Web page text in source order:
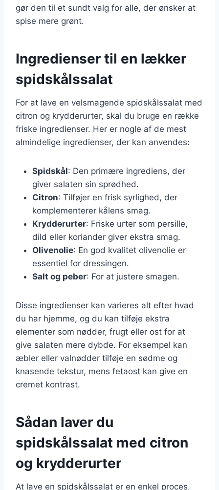
gør den til et sundt valg for alle, der ønsker at
spise mere grønt.
Ingredienser til en lækker
spidskålssalat
For at lave en velsmagende spidskålssalat med
citron og krydderurter, skal du bruge en række
friske ingredienser. Her er nogle af de mest
almindelige ingredienser, der kan anvendes:
Spidskål: Den primære ingrediens, der
giver salaten sin sprødhed.
Citron: Tilføjer en frisk syrlighed, der
komplementerer kålens smag.
Krydderurter: Friske urter som persille,
dild eller koriander giver ekstra smag.
Olivenolie: En god kvalitet olivenolie er
essentiel for dressingen.
Salt og peber: For at justere smagen.
Disse ingredienser kan varieres alt efter hvad
du har hjemme, og du kan tilføje ekstra
elementer som nødder, frugt eller ost for at
give salaten mere dybde. For eksempel kan
æbler eller valnødder tilføje en sødme og
knasende tekstur, mens fetaost kan give en
cremet kontrast.
Sådan laver du
spidskålssalat med citron
og krydderurter
At lave en spidskålssalat er en enkel proces,